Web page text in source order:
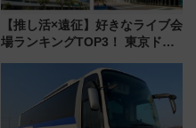
【推し活×遠征】好きなライブ会
場ランキングTOP3！ 東京ドー
由と交通アクセス術、ライブ会
場に何を求める？